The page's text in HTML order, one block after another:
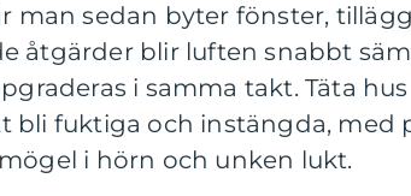
man sedan byter fönster,
åtgärder blir luften snabbt
i samma takt. Täta
bli fuktiga och instängda, med
i hörn och unken lukt.